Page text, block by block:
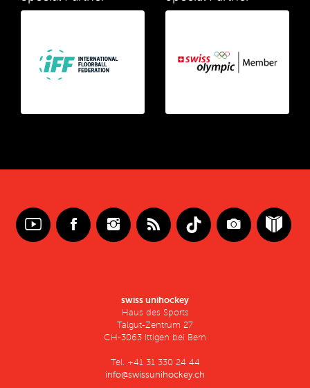
swiss unihockey
Haus des Sports
Talgut-Zentrum 27
CH-3063 Ittigen bei Bern
Tel. +41 31 330 24 44
info@swissunihockey.ch